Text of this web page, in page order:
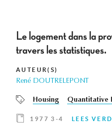
Le logement dans la
travers les statistiques.
AUTEUR(S)
René DOUTRELEPONT
Housing Quantitative
1977 3-4 LEES